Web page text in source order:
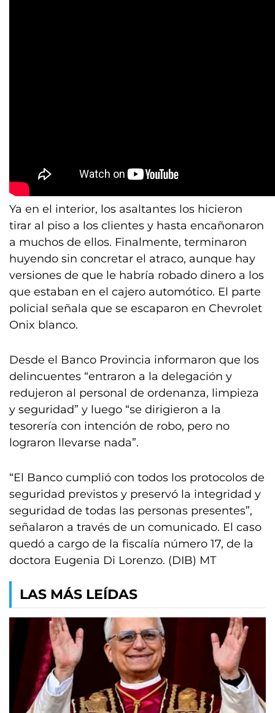
Ya en el interior, los asaltantes los hicieron
tirar al piso a los clientes y hasta encañonaron
a muchos de ellos. Finalmente, terminaron
huyendo sin concretar el atraco, aunque hay
versiones de que le habría robado dinero a los
que estaban en el cajero automótico. El parte
policial señala que se escaparon en Chevrolet
Onix blanco.
Desde el Banco Provincia informaron que los
delincuentes “entraron a la delegación y
redujeron al personal de ordenanza, limpieza
y seguridad” y luego “se dirigieron a la
tesorería con intención de robo, pero no
lograron llevarse nada”.
“El Banco cumplió con todos los protocolos de
seguridad previstos y preservó la integridad y
seguridad de todas las personas presentes”,
señalaron a través de un comunicado. El caso
quedó a cargo de la fiscalía número 17, de la
doctora Eugenia Di Lorenzo. (DIB) MT
LAS MÁS LEÍDAS